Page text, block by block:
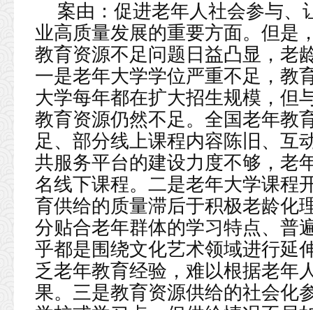
案由：促进老年人社会参与、
业高质量发展的重要方面。但是
教育资源不足问题日益凸显，老
一是老年大学学位严重不足，教
大学每年都在扩大招生规模，但
教育资源仍然不足。全国老年教
足、部分线上课程内容陈旧、互
共服务平台的建设力度不够，老
名线下课程。二是老年大学课程
育供给的质量滞后于积极老龄化
分贴合老年群体的学习特点、普
乎都是围绕文化艺术领域进行延
乏老年教育经验，难以根据老年
果。三是教育资源供给的社会化